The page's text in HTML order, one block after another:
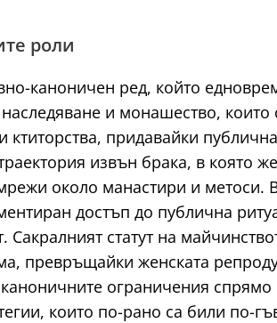
роли
каноничен ред, който
и монашество, които
придавайки
извън брака, в която
около манастири и метоси.
достъп до публична
статут на
превръщайки женската
ограничения спрямо
които по-рано са били по-